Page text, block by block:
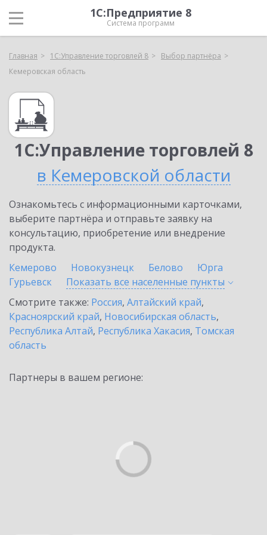
1С:Предприятие 8
Система программ
Главная 1С:Управление торговлей 8
Выбор партнёра
Кемеровская область
1С:Управление торговлей 8
в Кемеровской области
Ознакомьтесь с информационными карточками,
выберите партнёра и отправьте заявку на
консультацию, приобретение или внедрение
продукта.
Кемерово
Новокузнецк Белово
Юрга
Гурьевск
Показать все населенные пункты
Смотрите также: Россия, Алтайский край,
Красноярский край, Новосибирская область,
Республика Алтай, Республика Хакасия, Томская
область
Партнеры в вашем регионе: